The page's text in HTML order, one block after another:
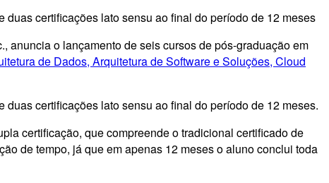
certificações lato sensu ao final do período de 12 meses
anuncia o lançamento de seis cursos de pós-graduação em
de Dados, Arquitetura de Software e Soluções, Cloud
certificações lato sensu ao final do período de 12 meses.
certificação, que compreende o tradicional certificado de
de tempo, já que em apenas 12 meses o aluno conclui toda